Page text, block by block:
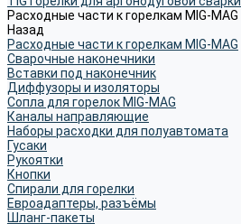
Расходные части к горелкам MIG-MAG
Назад
Расходные части к горелкам MIG-MAG
Сварочные наконечники
Вставки под наконечник
Диффузоры и изоляторы
Сопла для горелок MIG-MAG
Каналы направляющие
Наборы расходки для полуавтомата
Гусаки
Рукоятки
Кнопки
Спирали для горелки
Евроадаптеры, разъёмы
Шланг-пакеты